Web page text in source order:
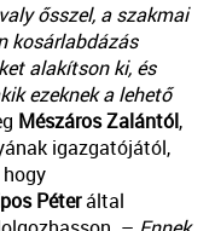
ősszel, a szakmai
kosárlabdázás
alakítson ki, és
ezeknek a lehető
MészárosZalántól,
igazgatójától,
Péteráltal